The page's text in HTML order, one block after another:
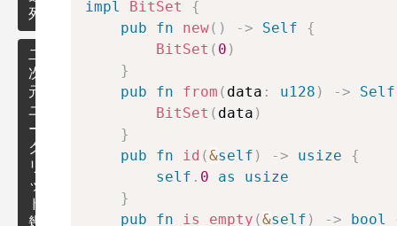
群・
環・
体
数・
行列
剰
余
付
き
短
路
無
向
グ
ラ
フ
最
小
列
累
積
和
区
間
木
BIT
そ
二
次
元
ユ
ー
ク
リ
ッ
ド
幾
impl BitSet
{
pub
fn new( ) -> Self
{
BitSet ( 0 )
}
pub
fn from ( data : u128 ) ->
Self
BitSet ( data )
}
pub
fn id (&self ) -> usize
{
self . 0 as
usize
}
pub
fn is_empty (&self ) -> bool